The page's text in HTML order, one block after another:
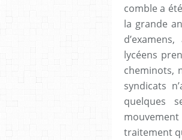
comble a
la grande
lycéens
cheminots,
syndicats
quelques
traitement